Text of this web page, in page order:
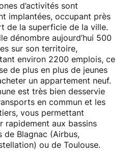
d’activités sont
implantées, occupant près
de la superficie de la ville.
dénombre aujourd’hui 500
sur son territoire,
environ 2200 emplois, ce
de plus en plus de jeunes
un appartement neuf.
est très bien desservie
en commun et les
vous permettant
rapidement aux bassins
de Blagnac (Airbus,
ou de Toulouse.